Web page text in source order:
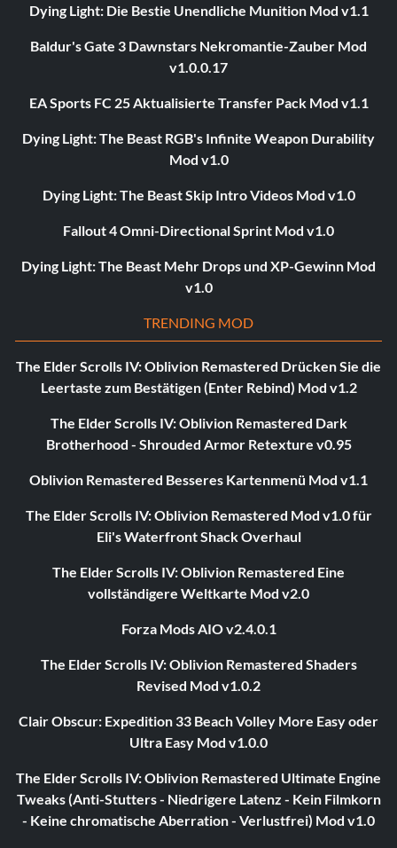
Dying Light: Die Bestie Unendliche Munition Mod v1.1
Baldur's Gate 3 Dawnstars Nekromantie-Zauber Mod
v1.0.0.17
EA Sports FC 25 Aktualisierte Transfer Pack Mod v1.1
Dying Light: The Beast RGB's Infinite Weapon Durability
Mod v1.0
Dying Light: The Beast Skip Intro Videos Mod v1.0
Fallout 4 Omni-Directional Sprint Mod v1.0
Dying Light: The Beast Mehr Drops und XP-Gewinn Mod
v1.0
TRENDING MOD
The Elder Scrolls IV: Oblivion Remastered Drücken Sie die
Leertaste zum Bestätigen (Enter Rebind) Mod v1.2
The Elder Scrolls IV: Oblivion Remastered Dark
Brotherhood - Shrouded Armor Retexture v0.95
Oblivion Remastered Besseres Kartenmenü Mod v1.1
The Elder Scrolls IV: Oblivion Remastered Mod v1.0 für
Eli's Waterfront Shack Overhaul
The Elder Scrolls IV: Oblivion Remastered Eine
vollständigere Weltkarte Mod v2.0
Forza Mods AIO v2.4.0.1
The Elder Scrolls IV: Oblivion Remastered Shaders
Revised Mod v1.0.2
Clair Obscur: Expedition 33 Beach Volley More Easy oder
Ultra Easy Mod v1.0.0
The Elder Scrolls IV: Oblivion Remastered Ultimate Engine
Tweaks (Anti-Stutters - Niedrigere Latenz - Kein Filmkorn
- Keine chromatische Aberration - Verlustfrei) Mod v1.0